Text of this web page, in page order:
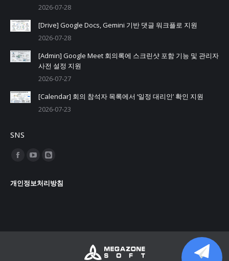
2026-07-28
[Drive] Google Docs, Gemini 기반 댓글 워크플로 지원
2026-07-28
[Admin] Google Meet 회의록에 스크린샷 포함 기능 및 관리자
사전 설정 지원
2026-07-27
[Calendar] 회의 참석자 목록에서 ‘일정 대리인’ 확인 지원
2026-07-23
SNS
Find us on:
Facebook
opens
YouTube
opens
Blogger
opens
개인정보처리방침